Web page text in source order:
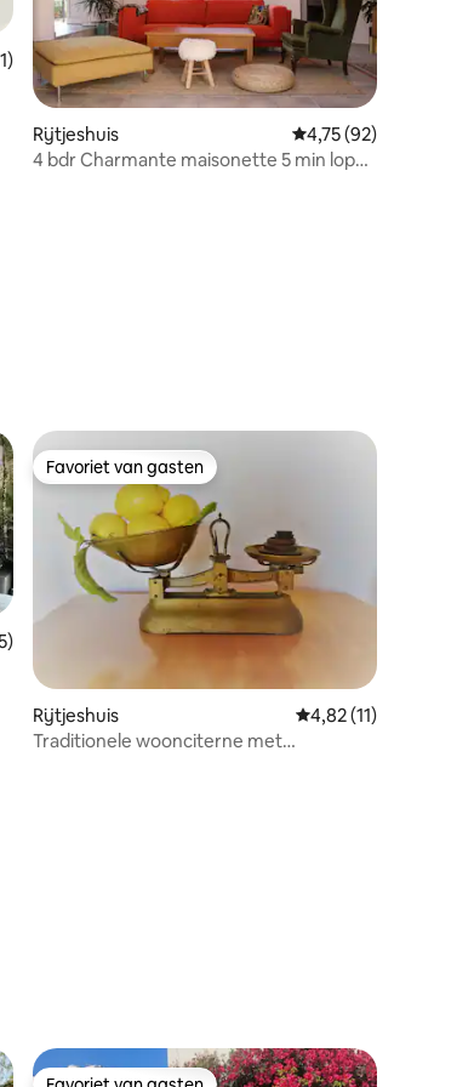
beoordeling van 4,73 uit 5, 41 recensies
Rijtjeshuis Gemiddelde
4,75 (92)
4 bdr Charmante maisonette 5 min lopen
beoordeling van 4,93 uit 5, 15 recensies
Favoriet van gasten
Favoriet van gasten
Rijtjeshuis Gemiddelde
4,82 (11)
Traditionele woonciterne met